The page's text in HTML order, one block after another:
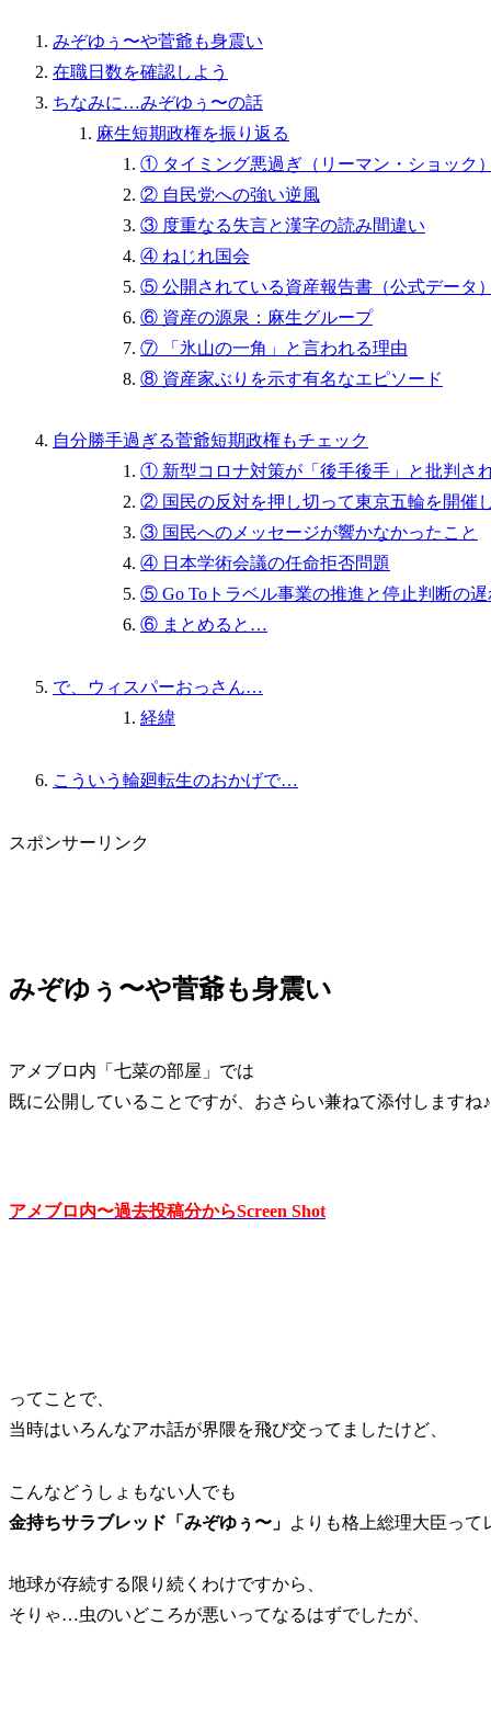
みぞゆぅ〜や菅爺も身震い
在職日数を確認しよう
ちなみに…みぞゆぅ〜の話
麻生短期政権を振り返る
① タイミング悪過ぎ（リーマン・ショック）
② 自民党への強い逆風
③ 度重なる失言と漢字の読み間違い
④ ねじれ国会
⑤ 公開されている資産報告書（公式データ）
⑥ 資産の源泉：麻生グループ
⑦ 「氷山の一角」と言われる理由
⑧ 資産家ぶりを示す有名なエピソード
自分勝手過ぎる菅爺短期政権もチェック
① 新型コロナ対策が「後手後手」と批判さ
② 国民の反対を押し切って東京五輪を開催
③ 国民へのメッセージが響かなかったこと
④ 日本学術会議の任命拒否問題
⑤ Go Toトラベル事業の推進と停止判断の遅
⑥ まとめると…
で、ウィスパーおっさん…
経緯
こういう輪廻転生のおかげで…
スポンサーリンク
みぞゆぅ〜や菅爺も身震い
アメブロ内「七菜の部屋」では
既に公開していることですが、おさらい兼ねて添付しますね♪
アメブロ内〜過去投稿分からScreen Shot
ってことで、
当時はいろんなアホ話が界隈を飛び交ってましたけど、
こんなどうしょもない人でも
金持ちサラブレッド「みぞゆぅ〜」 よりも格上総理大臣って
地球が存続する限り続くわけですから、
そりゃ…虫のいどころが悪いってなるはずでしたが、